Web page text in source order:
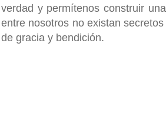
verdad y permítenos construir
entre nosotros no existan
de gracia y bendición.